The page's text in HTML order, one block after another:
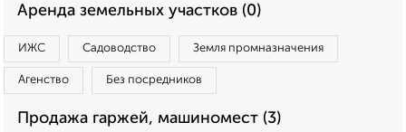
Аренда земельных участков (0)
ИЖС Садоводство Земля промназначения
Агенство Без посредников
Продажа гаржей, машиномест (3)